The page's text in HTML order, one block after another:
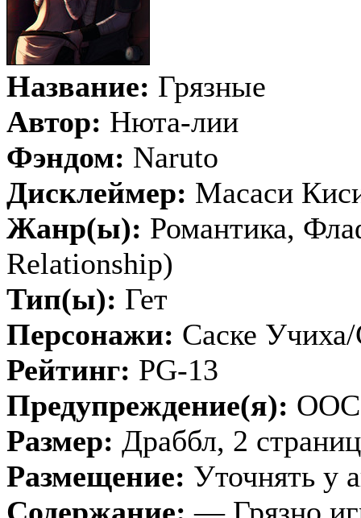
Название: Грязные
Автор: Нюта-лии
Фэндом: Naruto
Дисклеймер: Масаси
Жанр(ы): Романтика,
Relationship)
Тип(ы): Гет
Персонажи: Саске
Рейтинг: PG-13
Предупреждение(я): OOC
Размер: Драббл, 2
Размещение: Уточнять у